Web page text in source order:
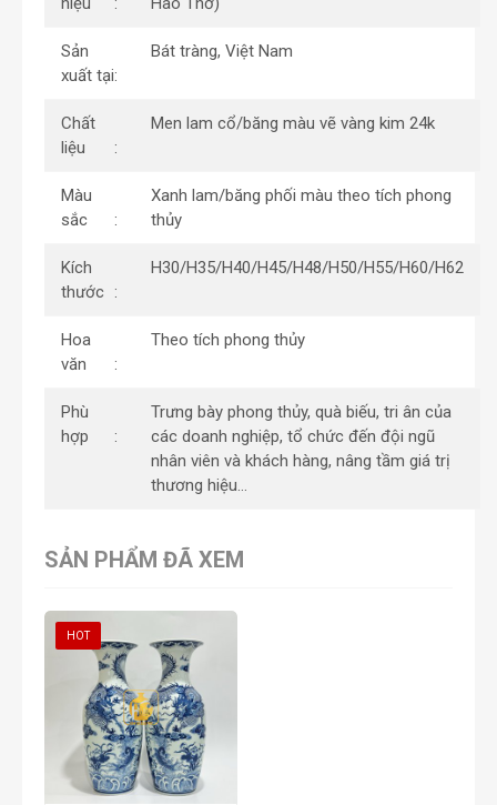
Sản
xuất tại
Bát tràng, Việt Nam
Chất
liệu
Men lam cổ/băng màu vẽ vàng kim 24k
Màu
sắc
Xanh lam/băng phối màu theo tích phong
thủy
Kích
thước
H30/H35/H40/H45/H48/H50/H55/H60/H62
Hoa
văn
Theo tích phong thủy
Phù
hợp
Trưng bày phong thủy, quà biếu, tri ân của
các doanh nghiệp, tổ chức đến đội ngũ
nhân viên và khách hàng, nâng tầm giá trị
thương hiệu…
SẢN PHẨM ĐÃ XEM
HOT